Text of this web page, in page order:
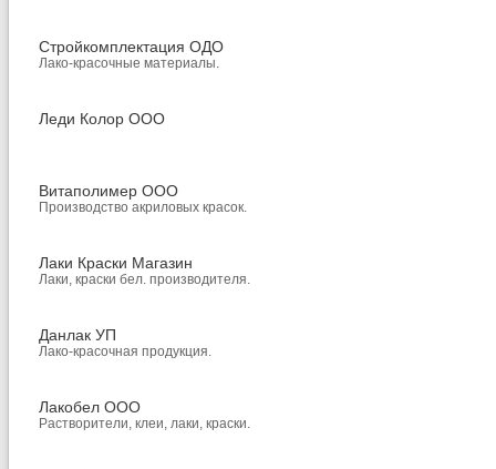
Стройкомплектация ОДО
Лако-красочные материалы.
Леди Колор ООО
Витаполимер ООО
Производство акриловых красок.
Лаки Краски Магазин
Лаки, краски бел. производителя.
Данлак УП
Лако-красочная продукция.
Лакобел ООО
Растворители, клеи, лаки, краски.